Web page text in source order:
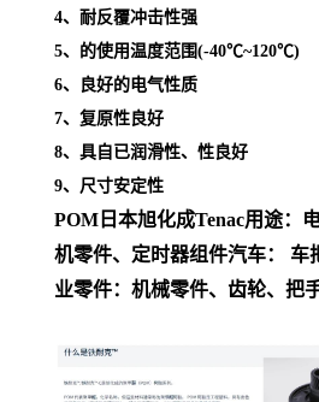
4、耐反覆冲击性强
5、的使用温度范围(-40℃~120℃)
6、良好的电气性质
7、复原性良好
8、具自已润滑性、性良好
9、尺寸安定性
POM日本旭化成Tenac用途：
机零件、定时器组件汽车： 车
业零件：机械零件、齿轮、把